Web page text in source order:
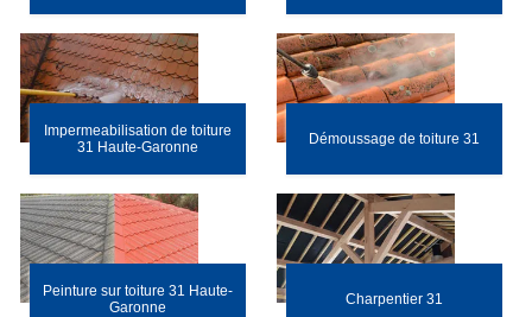
Impermeabilisation de toiture
31 Haute-Garonne
Démoussage de toiture 31
Peinture sur toiture 31 Haute-
Garonne
Charpentier 31